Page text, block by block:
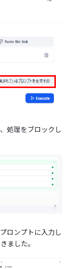
処理をブロックし
ロンプトに入力し
ました。